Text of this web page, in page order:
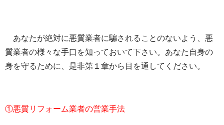
あなたが絶対に悪質業者に騙されることのないよう、悪
質業者の様々な手口を知っておいて下さい。あなた自身の
身を守るために、是非第１章から目を通してください。
①悪質リフォーム業者の営業手法